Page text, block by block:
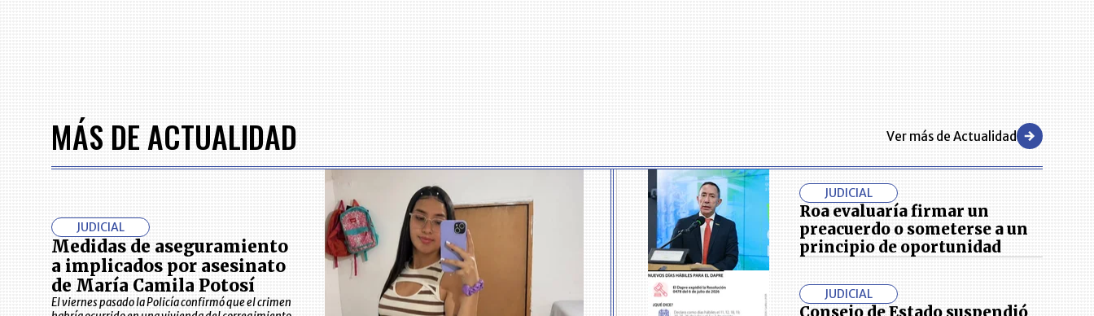
MÁS DE ACTUALIDAD Ver más de Actualidad
JUDICIAL
Medidas de aseguramiento
a implicados por asesinato
de María Camila Potosí
El viernes pasado la Policía confirmó que el crimen
JUDICIAL
Roa evaluaría firmar un
preacuerdo o someterse a un
principio de oportunidad
JUDICIAL